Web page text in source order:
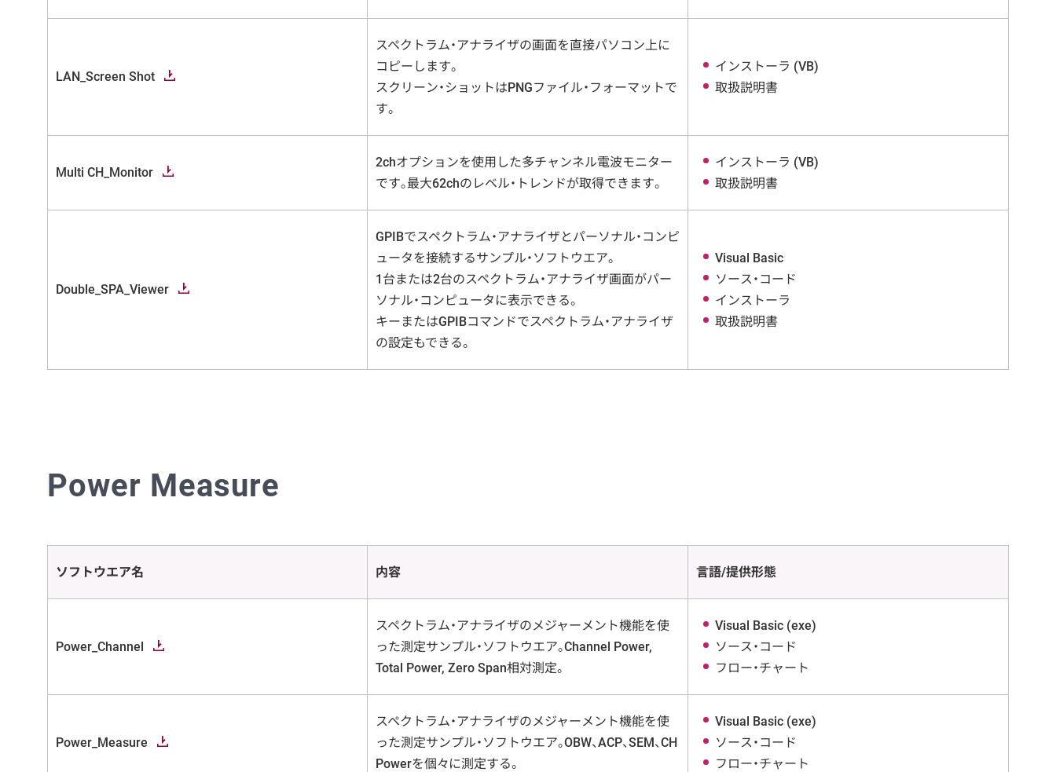
LAN_Screen Shot
スペクトラム・アナライザの画面を直接パソコン上に
コピーします。
スクリーン・ショットはPNGファイル・フォーマットで
す。
インストーラ (VB)
取扱説明書
Multi CH_Monitor
2chオプションを使用した多チャンネル電波モニター
です。最大62chのレベル・トレンドが取得できます。
インストーラ (VB)
取扱説明書
Double_SPA_Viewer
GPIBでスペクトラム・アナライザとパーソナル・コンピ
ュータを接続するサンプル・ソフトウエア。
1台または2台のスペクトラム・アナライザ画面がパー
ソナル・コンピュータに表示できる。
キーまたはGPIBコマンドでスペクトラム・アナライザ
の設定もできる。
Visual Basic
ソース・コード
インストーラ
取扱説明書
Power Measure
ソフトウエア名 内容 言語/提供形態
Power_Channel
スペクトラム・アナライザのメジャーメント機能を使
った測定サンプル・ソフトウエア。Channel Power,
Total Power, Zero Span相対測定。
Visual Basic (exe)
ソース・コード
フロー・チャート
Power_Measure
スペクトラム・アナライザのメジャーメント機能を使
った測定サンプル・ソフトウエア。OBW、ACP、SEM、CH
Powerを個々に測定する。
Visual Basic (exe)
ソース・コード
フロー・チャート